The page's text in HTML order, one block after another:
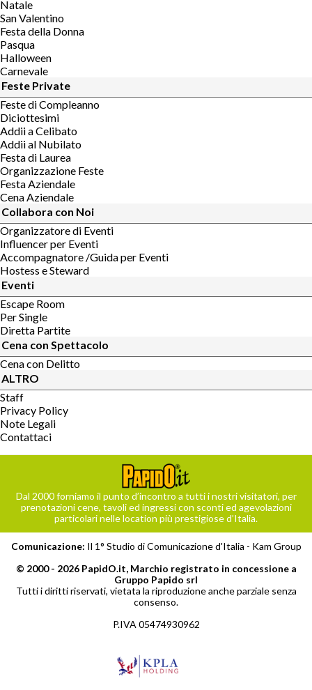
Natale
San Valentino
Festa della Donna
Pasqua
Halloween
Carnevale
Feste Private
Feste di Compleanno
Diciottesimi
Addii a Celibato
Addii al Nubilato
Festa di Laurea
Organizzazione Feste
Festa Aziendale
Cena Aziendale
Collabora con Noi
Organizzatore di Eventi
Influencer per Eventi
Accompagnatore /Guida per Eventi
Hostess e Steward
Eventi
Escape Room
Per Single
Diretta Partite
Cena con Spettacolo
Cena con Delitto
ALTRO
Staff
Privacy Policy
Note Legali
Contattaci
Dal 2000 forniamo il punto d’incontro a tutti i nostri visitatori, per
prenotazioni cene, tavoli ed ingressi con sconti ed agevolazioni
particolari nelle location più prestigiose d’Italia.
Comunicazione: Il 1° Studio di Comunicazione d'Italia - Kam Group
© 2000 - 2026 PapidO.it, Marchio registrato in concessione a
Gruppo Papido srl
Tutti i diritti riservati, vietata la riproduzione anche parziale senza
consenso.
P.IVA 05474930962